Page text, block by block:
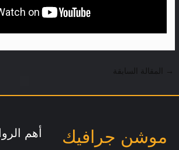
→ المقالة السابقة
موشن جرافيك
أهم